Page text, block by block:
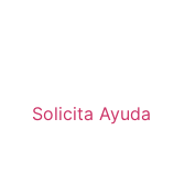
Solicita Ayuda